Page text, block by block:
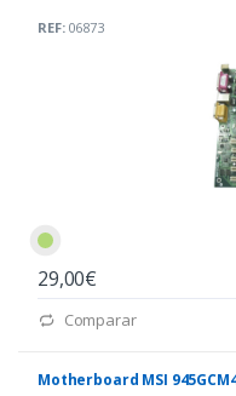
REF:06873
29,00€
Comparar
Motherboard MSI